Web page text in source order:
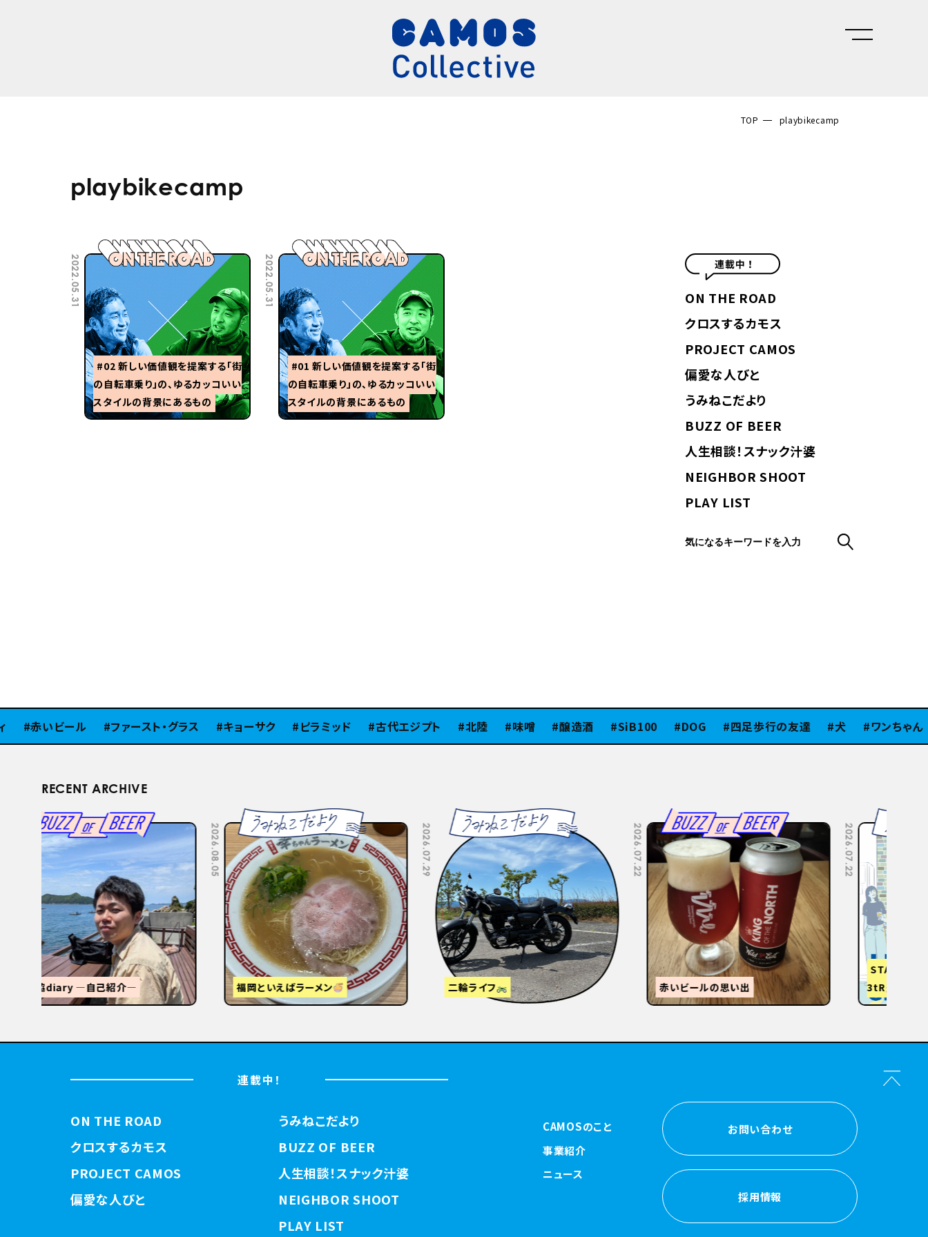
TOP playbikecamp
playbikecamp
2022.05.31
#02 新しい価値観を提案する「街
の自転車乗り」の、ゆるカッコいい
スタイルの背景にあるもの
2022.05.31
#01 新しい価値観を提案する「街
の自転車乗り」の、ゆるカッコいい
スタイルの背景にあるもの
ON THE ROAD
クロスするカモス
PROJECT CAMOS
偏愛な人びと
うみねこだより
BUZZ OF BEER
人生相談！スナック汁婆
NEIGHBOR SHOOT
PLAY LIST
赤いビール ファースト・グラス キョーサク ピラミッド 古代エジプト 北陸 味噌 醸造酒 SiB100 DOG 四足歩行の友達 犬 ワンちゃん
RECENT ARCHIVE
2026.07.22
STANDUMINEKOClosingPartyと
3tR
2026.07.15
【関西視察】東京から大阪・京都へ
2026.07.10
はじめまして
2026.07.08
森的ビール人生②
2026.07.06
連載中！
ON THE ROAD
クロスするカモス
PROJECT CAMOS
偏愛な人びと
うみねこだより
BUZZ OF BEER
人生相談！スナック汁婆
NEIGHBOR SHOOT
PLAY LIST
CAMOSのこと
事業紹介
ニュース
お問い合わせ
採用情報